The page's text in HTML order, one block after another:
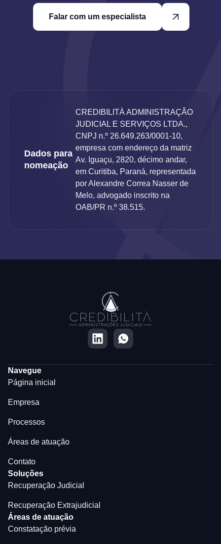
Falar com um especialista
Dados para
nomeação
CREDIBILITÀ ADMINISTRAÇÃO
JUDICIAL E SERVIÇOS LTDA.,
CNPJ n.º 26.649.263/0001-10,
empresa com endereço da matriz
Av. Iguaçu, 2820, décimo andar,
em Curitiba, Paraná, representada
por Alexandre Correa Nasser de
Melo, advogado inscrito na
OAB/PR n.º 38.515.
Navegue
Página inicial
Empresa
Processos
Áreas de atuação
Contato
Soluções
Recuperação Judicial
Recuperação Extrajudicial
Áreas de atuação
Constatação prévia